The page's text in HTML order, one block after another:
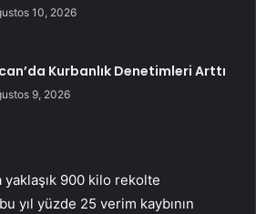
10, 2026
Kurbanlık Denetimleri Arttı
9, 2026
yaklaşık 900 kilo rekolte
yıl yüzde 25 verim kaybının